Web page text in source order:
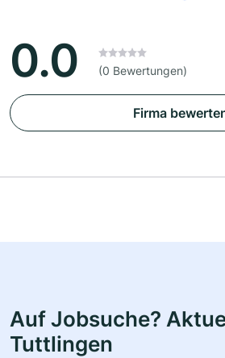
0.0 (0 Bewertungen)
Firma
Auf Jobsuche?
Tuttlingen